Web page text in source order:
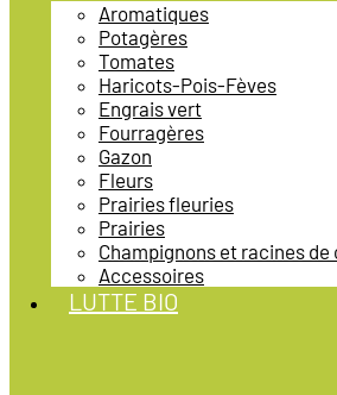
Aromatiques
Potagères
Tomates
Haricots-Pois-Fèves
Engrais vert
Fourragères
Gazon
Fleurs
Prairies fleuries
Prairies
Champignons et racines de
Accessoires
LUTTE BIO